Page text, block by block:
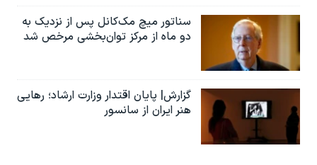
سناتور میچ مک‌کانل پس از نزدیک به
دو ماه از مرکز توان‌بخشی مرخص شد
گزارش| پایان اقتدار وزارت ارشاد؛ رهایی
هنر ایران از سانسور